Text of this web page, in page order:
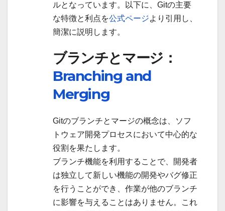
ルとなっています。以下に、Gitの主要
な特徴と利点を公式ページより引用し、
簡潔に説明します。
ブランチとマージ：
Branching and
Merging
Gitのブランチとマージの概念は、ソフ
トウェア開発プロセスにおいて中心的な
役割を果たします。
ブランチ機能を利用することで、開発者
は独立して新しい機能の開発やバグ修正
を行うことができ、作業が他のブランチ
に影響を与えることはありません。これ